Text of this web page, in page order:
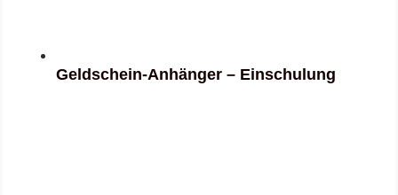
Geldschein-Anhänger – Einschulung